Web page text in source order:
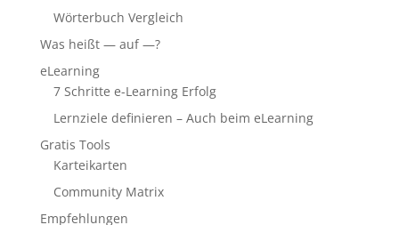
Wörterbuch Vergleich
Was heißt — auf —?
eLearning
7 Schritte e-Learning Erfolg
Lernziele definieren – Auch beim eLearning
Gratis Tools
Karteikarten
Community Matrix
Empfehlungen